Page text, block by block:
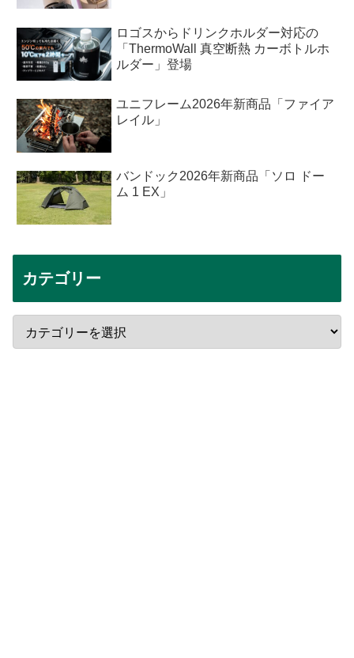
ロゴスからドリンクホルダー対応の
「ThermoWall 真空断熱 カーボトルホ
ルダー」登場
ユニフレーム2026年新商品「ファイア
レイル」
バンドック2026年新商品「ソロ ドー
ム 1 EX」
カテゴリー